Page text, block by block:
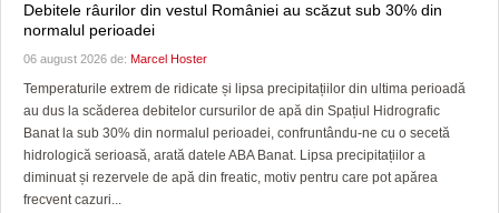
Debitele râurilor din vestul României au scăzut sub 30% din
normalul perioadei
06 august 2026 de: Marcel Hoster
Temperaturile extrem de ridicate și lipsa precipitațiilor din ultima perioadă
au dus la scăderea debitelor cursurilor de apă din Spațiul Hidrografic
Banat la sub 30% din normalul perioadei, confruntându-ne cu o secetă
hidrologică serioasă, arată datele ABA Banat. Lipsa precipitațiilor a
diminuat și rezervele de apă din freatic, motiv pentru care pot apărea
frecvent cazuri...